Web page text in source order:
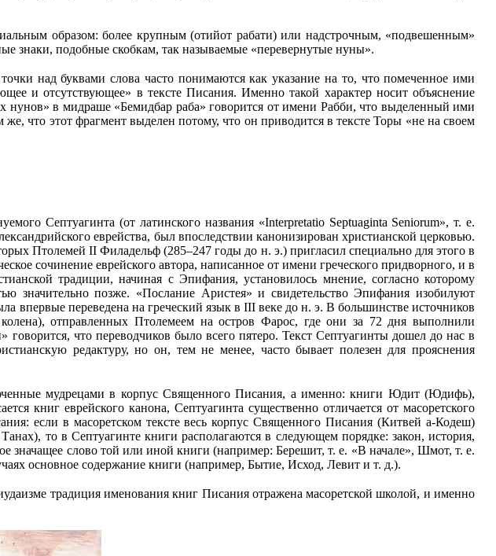
образом: более крупным (отийот рабати) или надстрочным, «подвешенным»
знаки, подобные скобкам, так называемые «перевернутые нуны».
над буквами слова часто понимаются как указание на то, что помеченное ими
и отсутствующее» в тексте Писания. Именно такой характер носит объяснение
нунов» в мидраше «Бемидбар раба» говорится от имени Рабби, что выделенный ими
что этот фрагмент выделен потому, что он приводится в тексте Торы «не на своем
Септуагинта (от латинского названия «Interpretatio Septuaginta Seniorum», т. е.
еврейства, был впоследствии канонизирован христианской церковью.
Птолемей II Филадельф (285–247 годы до н. э.) пригласил специально для этого в
сочинение еврейского автора, написанное от имени греческого придворного, и в
традиции, начиная с Эпифания, установилось мнение, согласно которому
значительно позже. «Послание Аристея» и свидетельство Эпифания изобилуют
впервые переведена на греческий язык в III веке до н. э. В большинстве источников
отправленных Птолемеем на остров Фарос, где они за 72 дня выполнили
что переводчиков было всего пятеро. Текст Септуагинты дошел до нас в
редактуру, но он, тем не менее, часто бывает полезен для прояснения
мудрецами в корпус Священного Писания, а именно: книги Юдит (Юдифь),
книг еврейского канона, Септуагинта существенно отличается от масоретского
если в масоретском тексте весь корпус Священного Писания (Китвей а-Кодеш)
то в Септуагинте книги располагаются в следующем порядке: закон, история,
значащее слово той или иной книги (например: Берешит, т. е. «В начале», Шмот, т. е.
основное содержание книги (например, Бытие, Исход, Левит и т. д.).
традиция именования книг Писания отражена масоретской школой, и именно